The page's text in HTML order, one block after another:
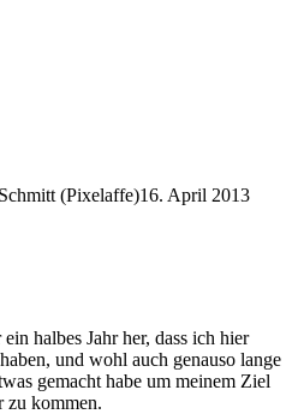
(Pixelaffe)16. April 2013
halbes Jahr her, dass ich hier
und wohl auch genauso lange
gemacht habe um meinem Ziel
zu kommen.